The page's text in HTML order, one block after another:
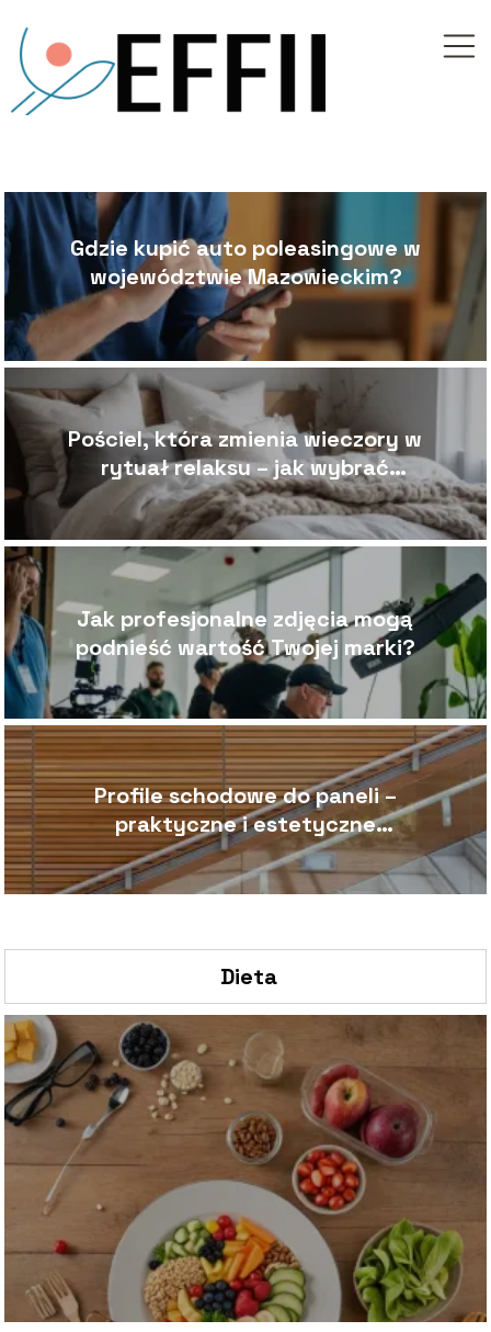
Gdzie kupić auto poleasingowe w
województwie Mazowieckim?
Pościel, która zmienia wieczory w
rytuał relaksu – jak wybrać
idealny komplet?
Jak profesjonalne zdjęcia mogą
podnieść wartość Twojej marki?
Profile schodowe do paneli –
praktyczne i estetyczne
rozwiązanie dla Twoich schodów
Dieta